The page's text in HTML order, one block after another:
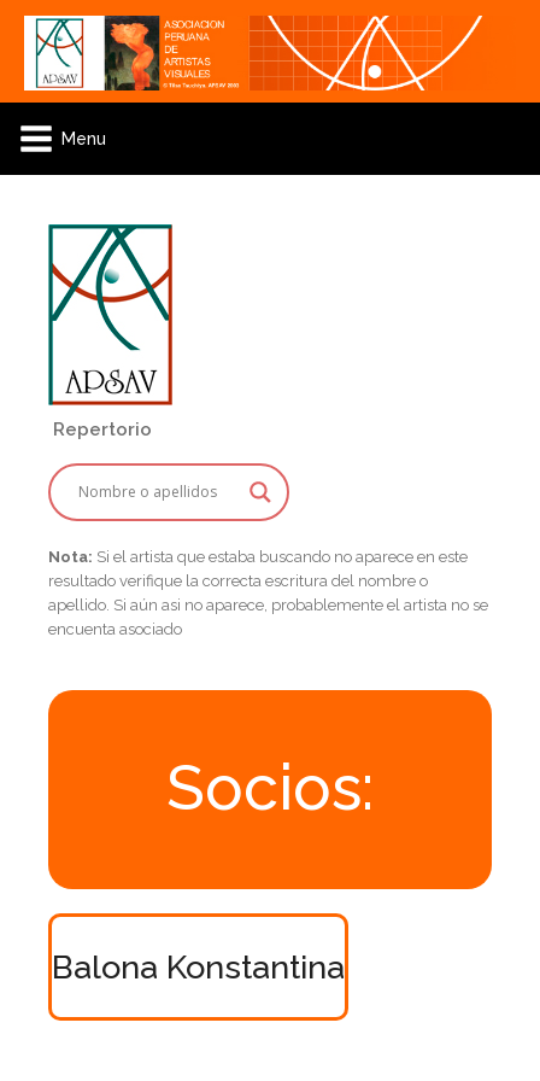
Menu
Repertorio
Nota: Si el artista que estaba buscando no aparece en este
resultado verifique la correcta escritura del nombre o
apellido. Si aún asi no aparece, probablemente el artista no se
encuenta asociado
Socios:
Balona Konstantina